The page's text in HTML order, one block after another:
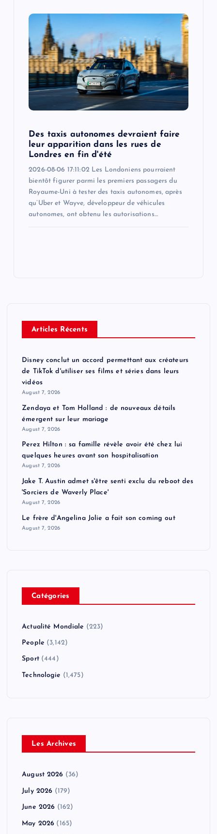
Des taxis autonomes devraient faire
leur apparition dans les rues de
Londres en fin d'été
2026-08-06 17:11:02 Les Londoniens pourraient
bientôt figurer parmi les premiers passagers du
Royaume-Uni à tester des taxis autonomes, après
qu’Uber et Wayve, développeur de véhicules
autonomes, ont obtenu les autorisations…
Articles Récents
Disney conclut un accord permettant aux créateurs
de TikTok d'utiliser ses films et séries dans leurs
vidéos
August 7, 2026
Zendaya et Tom Holland : de nouveaux détails
émergent sur leur mariage
August 7, 2026
Perez Hilton : sa famille révèle avoir été chez lui
quelques heures avant son hospitalisation
August 7, 2026
Jake T. Austin admet s'être senti exclu du reboot des
'Sorciers de Waverly Place'
August 7, 2026
Le frère d'Angelina Jolie a fait son coming out
August 7, 2026
Catégories
Actualité Mondiale (223)
People (3,142)
Sport(444)
Technologie (1,475)
Les Archives
August 2026 (36)
July 2026 (179)
June 2026 (162)
May 2026 (165)